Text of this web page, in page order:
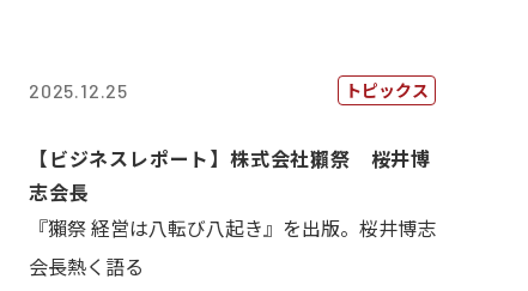
2025.12.25 トピックス
【ビジネスレポート】株式会社獺祭 桜井博
志会長
『獺祭 経営は八転び八起き』を出版。桜井博志
会長熱く語る